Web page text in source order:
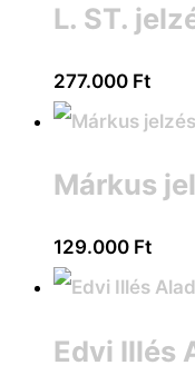
L. ST.
277.000 Ft
Márkus
129.000 Ft
Edvi Illés